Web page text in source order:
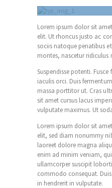
Lorem ipsum dolor sit
elit. Ut rhoncus justo ac
sociis natoque penatibus
montes, nascetur ridiculus
Suspendisse potenti.
iaculis orci. Duis
massa porttitor ut. Cras
sit amet cursus lacus
vulputate maximus. Ut
Lorem ipsum dolor sit
elit, sed diam nonummy
laoreet dolore magna
enim ad minim veniam,
ullamcorper suscipit
commodo consequat.
in hendrerit in vulputate.